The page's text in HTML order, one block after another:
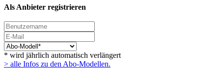
Als Anbieter registrieren
* wird jährlich automatisch verlängert
> alle Infos zu den Abo-Modellen.